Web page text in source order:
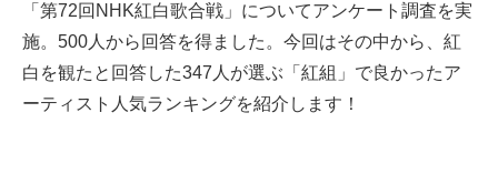
「第72回NHK紅白歌合戦」についてアンケート調査を実
施。500人から回答を得ました。今回はその中から、紅
白を観たと回答した347人が選ぶ「紅組」で良かったア
ーティスト人気ランキングを紹介します！